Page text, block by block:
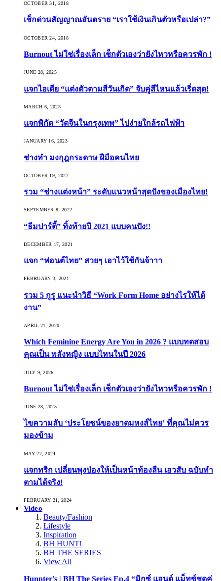
OCTOBER 31, 2018
เช็กด่วนสัญญาณอันตราย “เราใช้เงินเกินตัวหรือเปล่า?”
OCTOBER 24, 2018
Burnout ไม่ใช่เรื่องเล็ก เช็กตัวเองว่ายังไหวหรือควรพัก !
JUNE 28, 2025
แจกไอเดีย “แต่งตัวตามสีวันเกิด” จับคู่สีไหนแล้วเริ่ดสุด!
MARCH 6, 2023
แจกพิกัด “วัดจีนในกรุงเทพ” ไปง่ายใกล้รถไฟฟ้า
JANUARY 16, 2023
ช่างทำ มงกุฎกระดาษ ฝีมือคนไทย
OCTOBER 19, 2022
รวม “ช่างแต่งหน้า” ระดับแนวหน้าสุดปังของเมืองไทย!
SEPTEMBER 8, 2022
“ธีมปาร์ตี้” ทิ้งท้ายปี 2021 แบบคนปัง!!
DECEMBER 17, 2021
แจก “ฟอนต์ไทย” สวยๆ เอาไว้ใช้กันจ้าาา
FEBRUARY 3, 2021
รวม 5 กูรู แนะนำวิธี “Work Form Home อย่างไรให้ได้
งาน”
APRIL 21, 2020
Which Feminine Energy Are You in 2026 ? แบบทดสอบ
คุณเป็น พลังหญิง แบบไหนในปี 2026
JULY 9, 2026
Burnout ไม่ใช่เรื่องเล็ก เช็กตัวเองว่ายังไหวหรือควรพัก !
JUNE 28, 2025
ไขความลับ ‘ประโยชน์ของยาดมหงส์ไทย’ ที่คุณไม่ควร
มองข้าม
MAY 27, 2024
แจกทริก เปลี่ยนพุงป่องให้เป็นหน้าท้องลีน เอวสับ ฉบับทำ
ตามได้จริง!
FEBRUARY 21, 2024
Video
Beauty/Fashion
Lifestyle
Inspiration
BH HUNT!
BH THE SERIES
View All
Hunnter’s | BH The Series Ep.4 “มิกซ์ แอนด์ แม็ทซ์ชุดคู่